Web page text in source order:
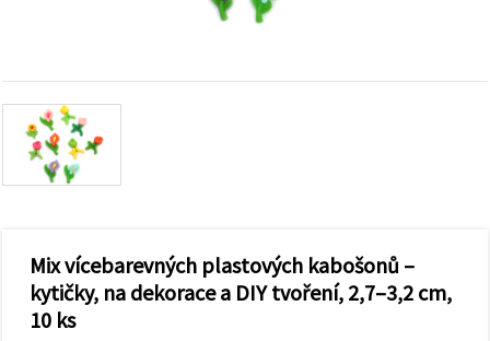
zobrazovali
obsah a
reklamu, a
to i s
pomocí
našich
marketing.
Můžete
souhlasit s
použitím
Mix vícebarevných plastových kabošonů –
kytičky, na dekorace a DIY tvoření, 2,7–3,2 cm,
10 ks